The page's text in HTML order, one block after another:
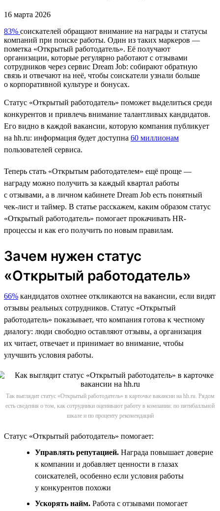
16 марта 2026
83% соискателей обращают внимание на награды и статусы
компаний при поиске работы. Один из таких маркеров —
пометка «Открытый работодатель». Её получают
организации, которые регулярно работают с отзывами
сотрудников через сервис Dream Job: собирают обратную
связь и отвечают на неё, чтобы соискатели узнали больше
о корпоративной культуре и бонусах.
Статус «Открытый работодатель» поможет выделиться среди
конкурентов и привлечь внимание талантливых кандидатов.
Его видно в каждой вакансии, которую компания публикует
на hh.ru: информация будет доступна 60 миллионам
пользователей сервиса.
Теперь стать «Открытым работодателем» ещё проще —
награду можно получить за каждый квартал работы
с отзывами, а в личном кабинете Dream Job есть понятный
чек-лист и таймер. В статье расскажем, каким образом статус
«Открытый работодатель» помогает прокачивать HR-
процессы и как его получить по новым правилам.
Зачем нужен статус
«Открытый работодатель»
66% кандидатов охотнее откликаются на вакансии, если видят
отзывы реальных сотрудников. Статус «Открытый
работодатель» показывает, что компания готова к честному
диалогу: люди свободно оставляют отзывы, а организация
их читает, отвечает и принимает во внимание, чтобы
улучшить условия работы.
Так выглядит статус «Открытый работодатель» в карточке вакансии на hh.ru. Рядом
есть сведения о том, как сотрудники оценивают работу в компании: по пятибалльной
шкале и по проценту рекомендаций
Статус «Открытый работодатель» помогает:
Управлять репутацией. Награда повышает доверие
к компании и добавляет ценности в глазах
соискателей, особенно если условия работы
у конкурентов похожи
Ускорять найм. Работа с отзывами помогает